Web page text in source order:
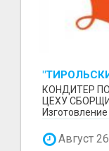
ФАБРИКА
КОНДИТЕР
ЦЕХУ
Август